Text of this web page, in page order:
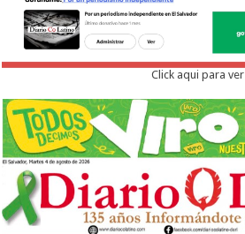
Click aqui para ver